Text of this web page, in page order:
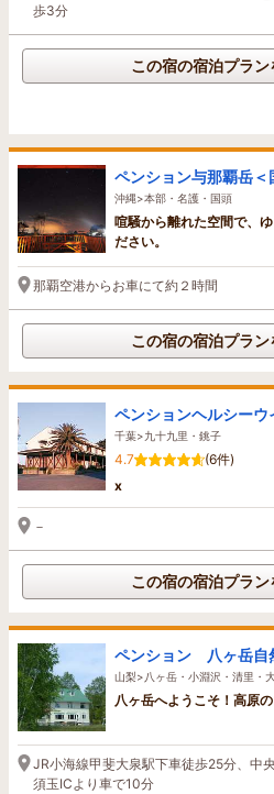
歩3分
この宿の宿泊プラ
ペンション与那覇岳＜
沖縄>本部・名護・国頭
喧騒から離れた空間で、
ださい。
那覇空港からお車にて約２時間
この宿の宿泊プラ
ペンションヘルシーウ
千葉>九十九里・銚子
4.7
(6件)
x
－
この宿の宿泊プラ
ペンション 八ヶ岳自
山梨>八ヶ岳・小淵沢・清里・
八ヶ岳へようこそ！高原
JR小海線甲斐大泉駅下車徒歩25分、中
須玉ICより車で10分